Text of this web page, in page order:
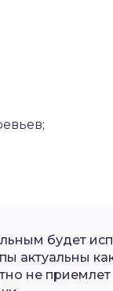
будет
актуальны
не